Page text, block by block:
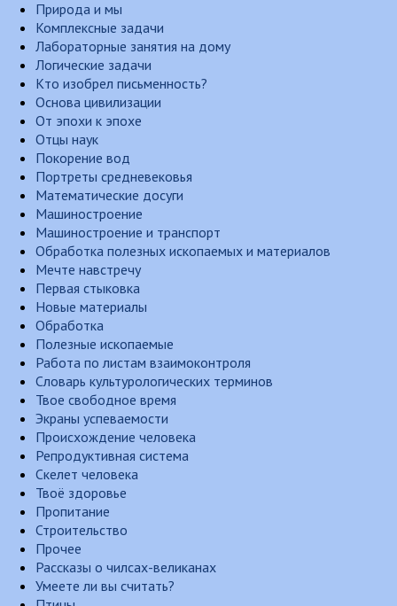
Природа и мы
Комплексные задачи
Лабораторные занятия на дому
Логические задачи
Кто изобрел письменность?
Основа цивилизации
От эпохи к эпохе
Отцы наук
Покорение вод
Портреты средневековья
Математические досуги
Машиностроение
Машиностроение и транспорт
Обработка полезных ископаемых и материалов
Мечте навстречу
Первая стыковка
Новые материалы
Обработка
Полезные ископаемые
Работа по листам взаимоконтроля
Словарь культурологических терминов
Твое свободное время
Экраны успеваемости
Происхождение человека
Репродуктивная система
Скелет человека
Твоё здоровье
Пропитание
Строительство
Прочее
Рассказы о чилсах-великанах
Умеете ли вы считать?